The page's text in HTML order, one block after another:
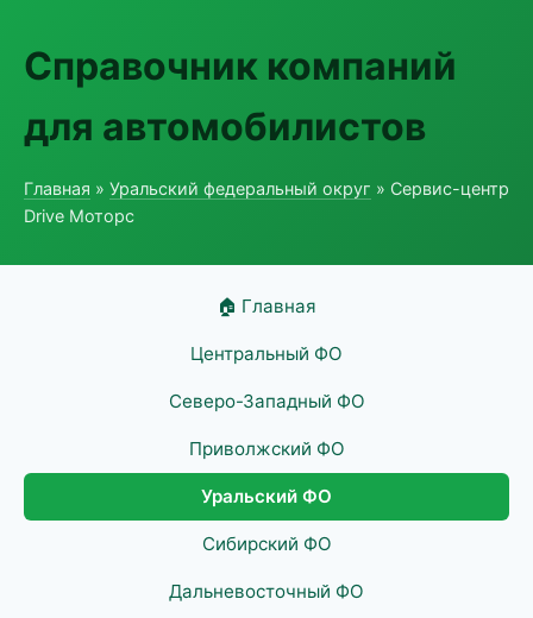
Справочник компаний
для автомобилистов
Главная » Уральский федеральный округ » Сервис-центр
Drive Моторс
🏠 Главная
Центральный ФО
Северо-Западный ФО
Приволжский ФО
Уральский ФО
Сибирский ФО
Дальневосточный ФО